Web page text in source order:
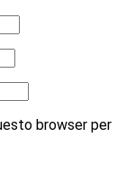
browser per